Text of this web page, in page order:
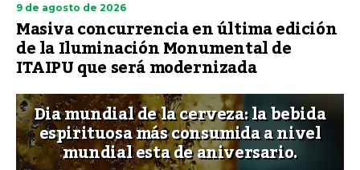
9 de agosto de 2026
Masiva concurrencia en última edición
de la Iluminación Monumental de
ITAIPU que será modernizada
Dia mundial de la cerveza: la bebida
espirituosa más consumida a nivel
mundial esta de aniversario.